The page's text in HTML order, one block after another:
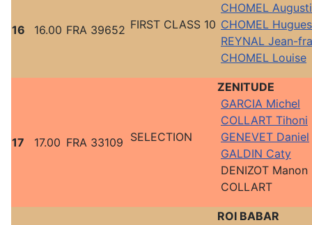
16 16.00 FRA 39652 FIRST CLASS 10
CHOMEL
CHOMEL Hugues
REYNAL Jean-
CHOMEL Louise
17 17.00 FRA 33109 SELECTION
ZENITUDE
GARCIA Michel
COLLART Tihoni
GENEVET Daniel
GALDIN Caty
DENIZOT Manon
COLLART
ROI BABAR